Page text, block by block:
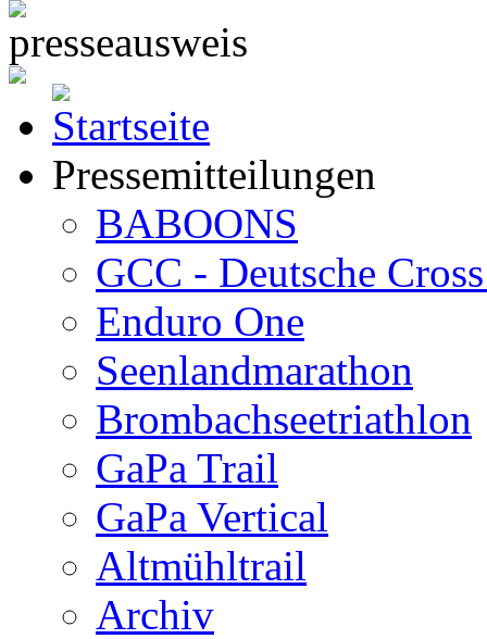
Pressemitteilungen
BABOONS
GCC - Deutsche
Enduro One
Seenlandmarathon
Brombachseetriathlon
GaPa Trail
GaPa Vertical
Altmühltrail
Archiv